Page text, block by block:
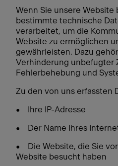
Wenn Sie unsere Website
bestimmte technische
verarbeitet, um die
Website zu ermöglichen
gewährleisten. Dazu
Verhinderung unbefugter
Fehlerbehebung und
Zu den von uns erfassten
• Ihre IP-Adresse
• Der Name Ihres
• Die Website, die Sie
Website besucht haben